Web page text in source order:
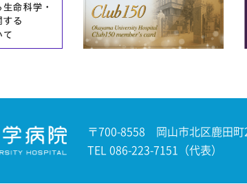
〒700-8558 岡山市北区鹿田町
TEL 086-223-7151（代表）